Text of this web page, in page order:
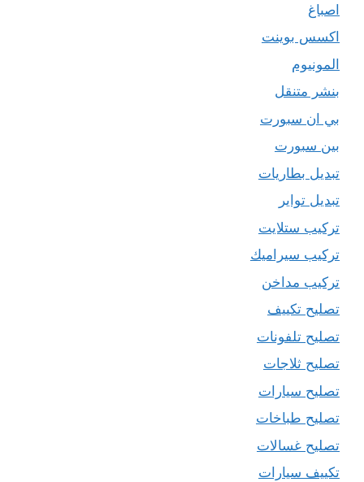
اصباغ
اكسس بوينت
المونيوم
بنشر متنقل
بي ان سبورت
بين سبورت
تبديل بطاريات
تبديل تواير
تركيب ستلايت
تركيب سيراميك
تركيب مداخن
تصليح تكييف
تصليح تلفونات
تصليح ثلاجات
تصليح سيارات
تصليح طباخات
تصليح غسالات
تكييف سيارات